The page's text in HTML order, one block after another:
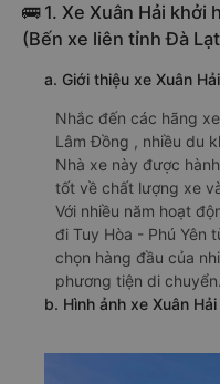
🚌 1. Xe Xuân Hải khởi
(Bến xe liên tỉnh Đà
a. Giới thiệu xe Xuân Hải
Nhắc đến các hãng
Lâm Đồng , nhiều du
Nhà xe này được
tốt về chất lượng xe
Với nhiều năm hoạt
đi Tuy Hòa - Phú Yên
chọn hàng đầu của
phương tiện di chuyển.
b. Hình ảnh xe Xuân Hải